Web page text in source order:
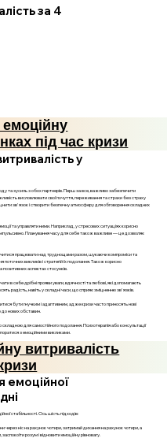
за 4
під час кризи
у
та зусиль з обох партнерів. Перш за все, важливо забезпечити
висловлювати свої почуття, переживання та страхи без страху
зв'язок і створити безпечну атмосферу для обговорення складних
та управляти ними. Наприклад, у стресових ситуаціях корисно
імпульсивно. Планування часу для себе також важливе — це дозволяє
працювати над труднощами разом, шукаючи компроміси та
викликів і стратегій їх подолання. Також корисно
позитивних аспектах стосунків.
в себе дрібні прояви уваги, вдячності та любові, які допомагають
радість, навіть у складні часи, що сприяє зміцненню зв'язків.
бути гнучким і адаптивним, адже кризи часто приносять нові
до нових обставин.
для самостійного подолання. Психотерапія або консультації
з емоційними викликами.
витривалість
емоційної
стабільності. Ось шість підходів:
через ніс на рахунок чотири, затримай дихання на рахунок чотири, а
розум і відновити емоційну рівновагу.